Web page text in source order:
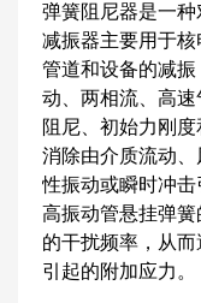
弹簧阻尼器是一
减振器主要用于
管道和设备的减
动、两相流、高
阻尼、初始力刚
消除由介质流动
性振动或瞬时冲
高振动管悬挂弹
的干扰频率，从
引起的附加应力。